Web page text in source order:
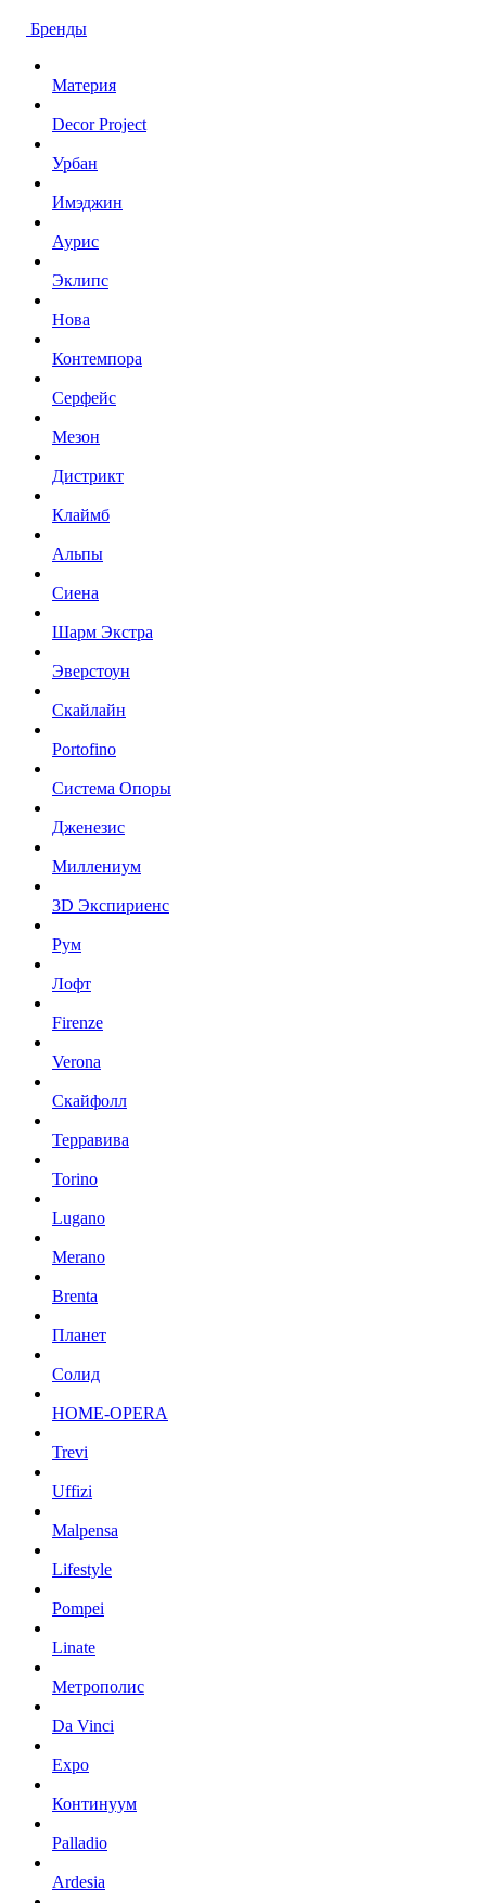
Бренды
Материя
Decor Project
Урбан
Имэджин
Аурис
Эклипс
Нова
Контемпора
Серфейс
Мезон
Дистрикт
Клаймб
Альпы
Сиена
Шарм Экстра
Эверстоун
Скайлайн
Portofino
Система Опоры
Дженезис
Миллениум
3D Экспириенс
Рум
Лофт
Firenze
Verona
Скайфолл
Терравива
Torino
Lugano
Merano
Brenta
Планет
Солид
HOME-OPERA
Trevi
Uffizi
Malpensa
Lifestyle
Pompei
Linate
Метрополис
Da Vinci
Expo
Континуум
Palladio
Ardesia